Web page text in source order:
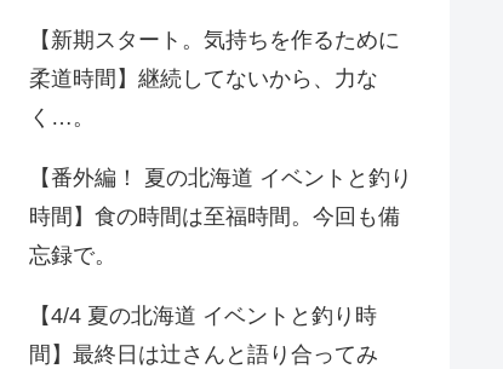
【新期スタート。気持ちを作るために
柔道時間】継続してないから、力な
く…。
【番外編！ 夏の北海道 イベントと釣り
時間】食の時間は至福時間。今回も備
忘録で。
【4/4 夏の北海道 イベントと釣り時
間】最終日は辻さんと語り合ってみ